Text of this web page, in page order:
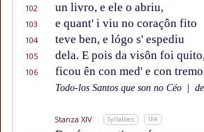
102 un livro, e ele o abriu,
103 e quant' i viu no coraçôn fito
104 teve ben, e lógo s' espediu
105 dela. E pois da visôn foi
106 ficou ên con med' e con
Todo-los Santos que son no Céo
Stanza XIV Syllables IPA